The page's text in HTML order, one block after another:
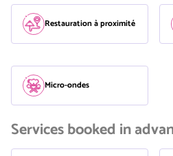
Restauration à proximité
Micro-ondes
Services booked in